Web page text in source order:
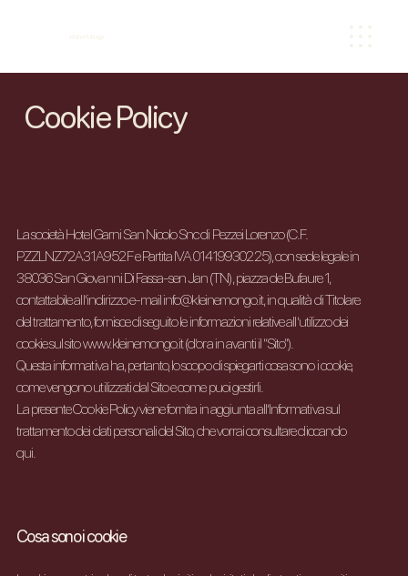
Kleine Mongo
Cookie Policy
La società Hotel Garni San Nicolo Snc di Pezzei Lorenzo (C.F.
PZZLNZ72A31A952F e Partita IVA 01419930225), con sede legale in
38036 San Giovanni Di Fassa-sen Jan (TN), piazza de Bufaure 1,
contattabile all’indirizzo e-mailinfo@kleinemongo.it, in qualità di Titolare
del trattamento, fornisce di seguito le informazioni relative all’utilizzo dei
cookie sul sitowww.kleinemongo.it(d’ora in avanti il “Sito”).
Questa informativa ha, pertanto, lo scopo di spiegarti cosa sono i cookie,
come vengono utilizzati dal Sito e come puoi gestirli.
La presente Cookie Policy viene fornita in aggiunta all’Informativa sul
trattamento dei dati personali del Sito, che vorrai consultarecliccando
qui.
Cosa sono i cookie